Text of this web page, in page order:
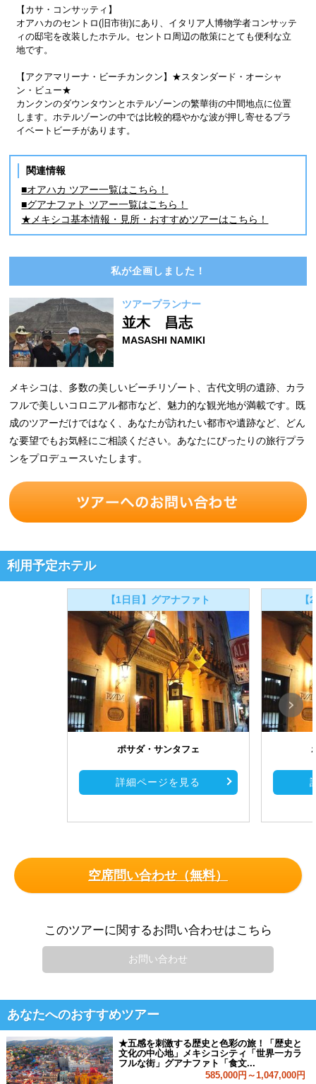
【カサ・コンサッティ】
オアハカのセントロ(旧市街)にあり、イタリア人博物学者コンサッテ
ィの邸宅を改装したホテル。セントロ周辺の散策にとても便利な立
地です。
【アクアマリーナ・ビーチカンクン】★スタンダード・オーシャ
ン・ビュー★
カンクンのダウンタウンとホテルゾーンの繁華街の中間地点に位置
します。ホテルゾーンの中では比較的穏やかな波が押し寄せるプラ
イベートビーチがあります。
関連情報
■オアハカ ツアー一覧はこちら！
■グアナファト ツアー一覧はこちら！
★メキシコ基本情報・見所・おすすめツアーはこちら！
私が企画しました！
ツアープランナー
並木 昌志
MASASHI NAMIKI
メキシコは、多数の美しいビーチリゾート、古代文明の遺跡、カラ
フルで美しいコロニアル都市など、魅力的な観光地が満載です。既
成のツアーだけではなく、あなたが訪れたい都市や遺跡など、どん
な要望でもお気軽にご相談ください。あなたにぴったりの旅行プラ
ンをプロデュースいたします。
利用予定ホテル
【1日目】グアナファト
ポサダ・サンタフェ
詳細ページを見る
空席問い合わせ（無料）
このツアーに関するお問い合わせはこちら
お問い合わせ
あなたへのおすすめツアー
★五感を刺激する歴史と色彩の旅！「歴史と
文化の中心地」メキシコシティ「世界一カラ
フルな街」グアナファト「食文...
585,000円～1,047,000円